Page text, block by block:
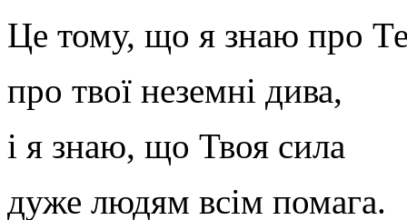
Це тому, що я знаю про
про твої неземні дива,
і я знаю, що Твоя сила
дуже людям всім помага.